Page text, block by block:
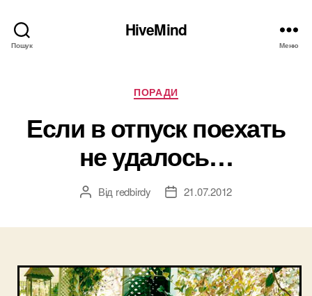
Пошук
HiveMind
Меню
Категорії
ПОРАДИ
Если в отпуск поехать
не удалось…
Автор
Від redbirdy
Дата21.07.2012